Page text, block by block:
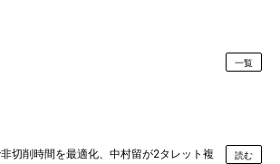
一覧
切削時間を最適化、中村留が2タレット複
読む